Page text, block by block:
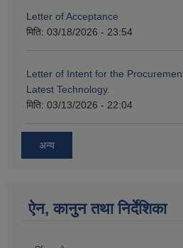
Letter of Acceptance
मिति: 03/18/2026 - 23:54
Letter of Intent for the
Latest Technology.
मिति: 03/13/2026 - 22:04
अन्य
ऐन, कानुन तथा निर्देशिका